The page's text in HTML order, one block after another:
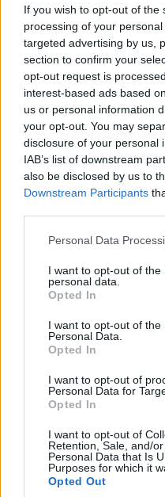
If you wish to opt-out of
processing of your
targeted advertising by us,
section to confirm your
opt-out request is
interest-based ads based
us or personal information
your opt-out. You may
disclosure of your personal
IAB’s list of downstream
also be disclosed by us to
Downstream Participants
Please note that this
not limited to your visit or
grant or deny consent to
use your data for below
consent section.
Personal Data
I want to opt-out of the
personal data.
Opted In
I want to opt-out of the
Personal Data.
Opted In
I want to opt-out of
Personal Data for
Opted In
I want to opt-out of
Retention, Sale, and/
Personal Data that Is
Purposes for which it
Opted Out
használja jövőre.
Ha ismerőseid figyelmébe
alábbi gombokkal:
Megosztás e-mailben
További
F1-Archív:
F1-Archív: A